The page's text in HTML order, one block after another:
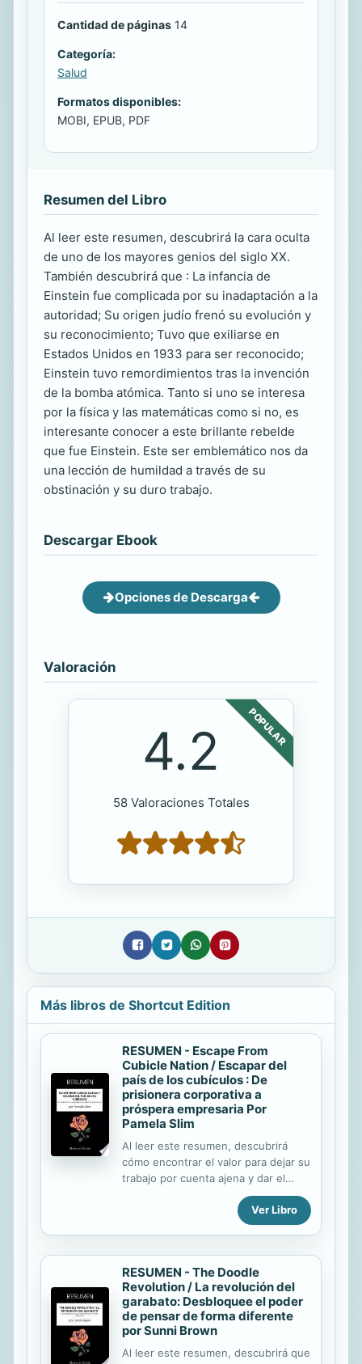
Cantidad de páginas 14
Categoría:
Salud
Formatos disponibles:
MOBI, EPUB, PDF
Resumen del Libro
Al leer este resumen, descubrirá la cara oculta
de uno de los mayores genios del siglo XX.
También descubrirá que : La infancia de
Einstein fue complicada por su inadaptación a la
autoridad; Su origen judío frenó su evolución y
su reconocimiento; Tuvo que exiliarse en
Estados Unidos en 1933 para ser reconocido;
Einstein tuvo remordimientos tras la invención
de la bomba atómica. Tanto si uno se interesa
por la física y las matemáticas como si no, es
interesante conocer a este brillante rebelde
que fue Einstein. Este ser emblemático nos da
una lección de humildad a través de su
obstinación y su duro trabajo.
Descargar Ebook
Opciones de Descarga
Valoración
POPULAR
4.2
58 Valoraciones Totales
Más libros de Shortcut Edition
RESUMEN - Escape From
Cubicle Nation / Escapar del
país de los cubículos : De
prisionera corporativa a
próspera empresaria Por
Pamela Slim
Al leer este resumen, descubrirá
cómo encontrar el valor para dejar su
trabajo por cuenta ajena y dar el
paso hacia el mundo de la iniciativa
empresarial. También aprenderá : a
deshacerse de los miedos
trabajo; a asimilar los reflejos
adecuados antes de poner en
marcha su empresa; la importancia
de la red; cómo construir una marca
que funcione cómo poner en
práctica su plan de negocio y
mantener sus finanzas saneadas. Ya
Ver Libro
RESUMEN - The Doodle
Revolution / La revolución del
garabato: Desbloquee el poder
de pensar de forma diferente
por Sunni Brown
Al leer este resumen, descubrirá que